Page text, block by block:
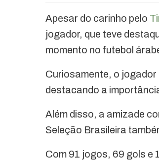
Apesar do carinho pelo
jogador, que teve
momento no futebol
Curiosamente, o jogador
destacando a
Além disso, a amizade
Seleção Brasileira
Com 91 jogos, 69 gols e